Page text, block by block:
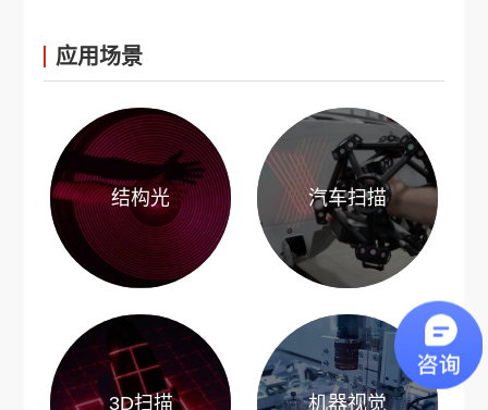
应用场景
结构光 汽车扫描
3D扫描 机器视觉